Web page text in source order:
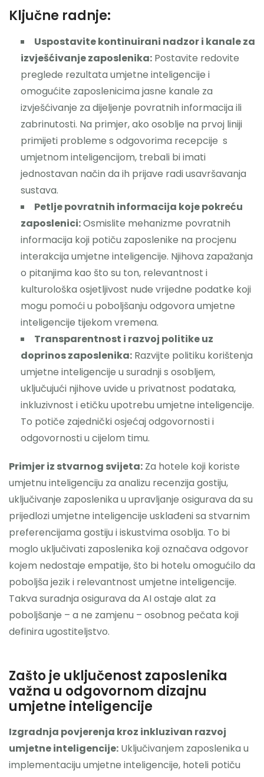
Ključne radnje:
Uspostavite kontinuirani nadzor i kanale za
izvješćivanje zaposlenika: Postavite redovite
preglede rezultata umjetne inteligencije i
omogućite zaposlenicima jasne kanale za
izvješćivanje za dijeljenje povratnih informacija ili
zabrinutosti. Na primjer, ako osoblje na prvoj liniji
primijeti probleme s odgovorima recepcije s
umjetnom inteligencijom, trebali bi imati
jednostavan način da ih prijave radi usavršavanja
sustava.
Petlje povratnih informacija koje pokreću
zaposlenici:Osmislite mehanizme povratnih
informacija koji potiču zaposlenike na procjenu
interakcija umjetne inteligencije. Njihova zapažanja
o pitanjima kao što su ton, relevantnost i
kulturološka osjetljivost nude vrijedne podatke koji
mogu pomoći u poboljšanju odgovora umjetne
inteligencije tijekom vremena.
Transparentnost i razvoj politike uz
doprinos zaposlenika: Razvijte politiku korištenja
umjetne inteligencije u suradnji s osobljem,
uključujući njihove uvide u privatnost podataka,
inkluzivnost i etičku upotrebu umjetne inteligencije.
To potiče zajednički osjećaj odgovornosti i
odgovornosti u cijelom timu.
Primjer iz stvarnog svijeta: Za hotele koji koriste
umjetnu inteligenciju za analizu recenzija gostiju,
uključivanje zaposlenika u upravljanje osigurava da su
prijedlozi umjetne inteligencije usklađeni sa stvarnim
preferencijama gostiju i iskustvima osoblja. To bi
moglo uključivati ​​zaposlenika koji označava odgovor
kojem nedostaje empatije, što bi hotelu omogućilo da
poboljša jezik i relevantnost umjetne inteligencije.
Takva suradnja osigurava da AI ostaje alat za
poboljšanje – a ne zamjenu – osobnog pečata koji
definira ugostiteljstvo.
Zašto je uključenost zaposlenika
važna u odgovornom dizajnu
umjetne inteligencije
Izgradnja povjerenja kroz inkluzivan razvoj
umjetne inteligencije: Uključivanjem zaposlenika u
implementaciju umjetne inteligencije, hoteli potiču